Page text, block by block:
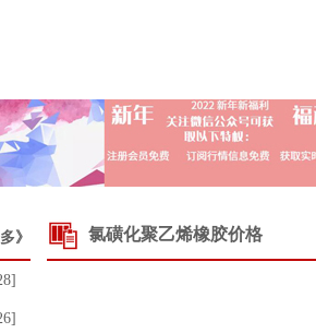
》 氯磺化聚乙烯橡胶价格